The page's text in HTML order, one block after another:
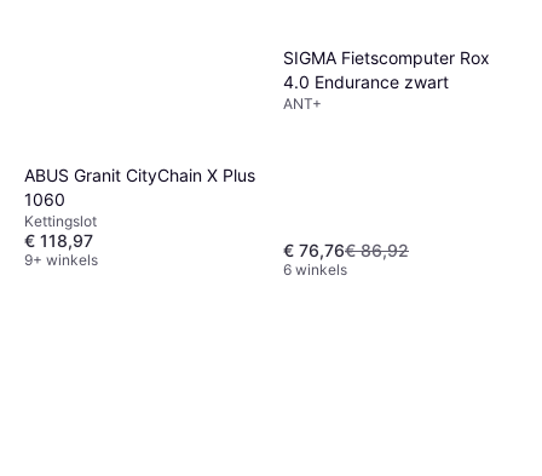
ABUS Granit CityChain X Plus
1060
Kettingslot
€ 118,97
9+ winkels
SIGMA Fietscomputer Rox
4.0 Endurance zwart
ANT+
€ 76,76€ 86,92
6 winkels